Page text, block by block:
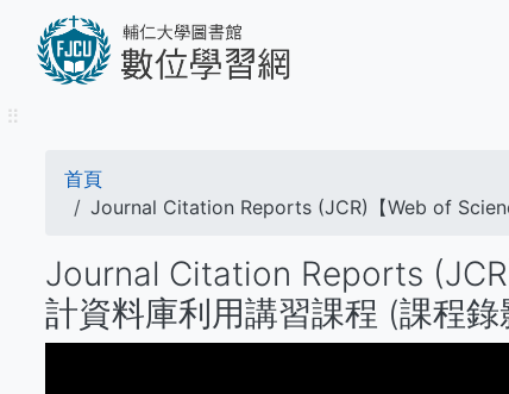
容
⠿
導
航
連
結
首頁
Journal Citation Reports (JCR)【Web of
Journal Citation Reports
計資料庫利用講習課程 (課程